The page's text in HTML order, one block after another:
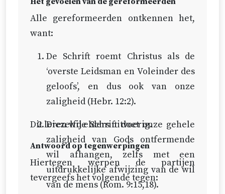
Het beleid en de raadslag van de
allerwijste God zou dwaas zijn,
door Zijn eniggeboren Zoon te
bestemmen tot een onvermijdelijke
en allerwreedste dood, waardoor
niemand verlost zou worden.
Ja, wat voor heerlijkheid van
barmhartigheid, die zozeer
geroemd wordt, zou er uit een
zodanige verlossing voortvloeien?
Wat voor vertroosting en
dankbaarheid zou er uit een
Alle gereformeerden ontkennen het,
want:
De Schrift roemt Christus als de
‘overste Leidsman en Voleinder des
geloofs’, en dus ook van onze
zaligheid (Hebr. 12:2).
Diezelfde Schrift doet onze gehele
zaligheid van Gods ontfermende
wil afhangen, zelfs met een
uitdrukkelijke afwijzing van de wil
van de mens (Rom. 9:15,18).
Dit leren wij elders uitvoerig.
Antwoord op tegenwerpingen
Hiertegen werpen de partijen
tevergeefs het volgende tegen: